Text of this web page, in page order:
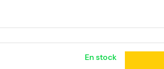
En stock